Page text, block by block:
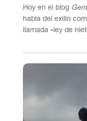
Hoy en el blog
habla del exilio
llamada «ley de